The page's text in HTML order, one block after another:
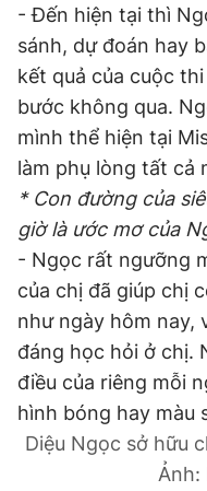
- Đến hiện tại thì
sánh, dự đoán hay
kết quả của cuộc
bước không qua.
mình thể hiện tại
làm phụ lòng tất cả
* Con đường của
giờ là ước mơ của
- Ngọc rất ngưỡng
của chị đã giúp chị
như ngày hôm nay,
đáng học hỏi ở chị.
điều của riêng mỗi
hình bóng hay màu
Diệu Ngọc sở hữu
Ảnh: